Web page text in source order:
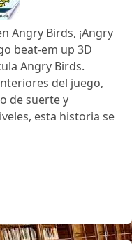
Angry Birds, ¡Angry
beat-em up 3D
Angry Birds.
del juego,
de suerte y
esta historia se